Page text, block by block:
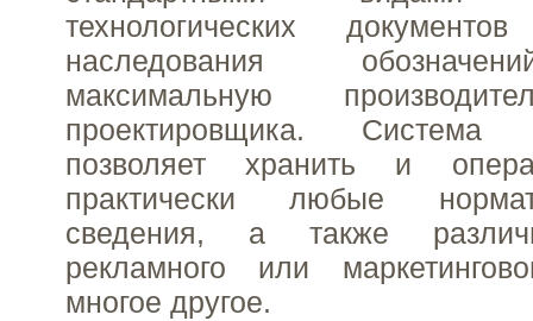
технологических
наследования
максимальную
проектировщика.
позволяет хранить и
практически любые
сведения, а также
рекламного или
многое другое.